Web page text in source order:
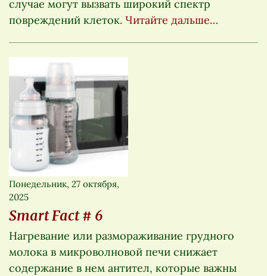
случае могут вызвать широкий спектр
повреждений клеток. Читайте дальше…
Понедельник, 27 октября,
2025
Smart Fact # 6
Нагревание или размораживание грудного
молока в микроволновой печи снижает
содержание в нем антител, которые важны